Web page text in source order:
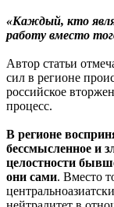
«Каждый, кто
работу вместо
Автор статьи
сил в регионе
российское
процесс.
В регионе
бессмысленное и
целостности
они сами. Вместо